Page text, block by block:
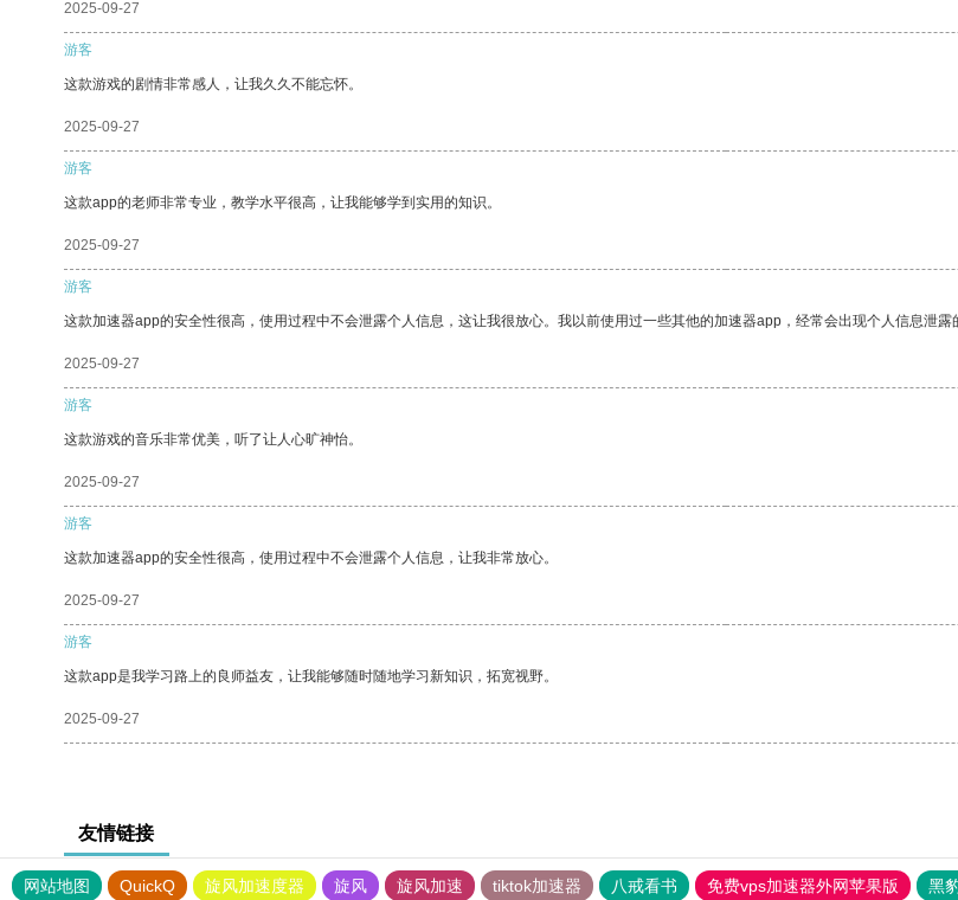
2025-09-27
游客
这款游戏的剧情非常感人，让我久久不能忘怀。
2025-09-27
游客
这款app的老师非常专业，教学水平很高，让我能够学到实用的知识。
2025-09-27
游客
这款加速器app的安全性很高，使用过程中不会泄露个人信息，这让我很放心。我以前使用过一些其他的加速器app，经常会出现个人信息泄露
2025-09-27
游客
这款游戏的音乐非常优美，听了让人心旷神怡。
2025-09-27
游客
这款加速器app的安全性很高，使用过程中不会泄露个人信息，让我非常放心。
2025-09-27
游客
这款app是我学习路上的良师益友，让我能够随时随地学习新知识，拓宽视野。
2025-09-27
友情链接
网站地图 QuickQ 旋风加速度器 旋风 旋风加速 tiktok加速器 八戒看书 免费vps加速器外网苹果版 黑